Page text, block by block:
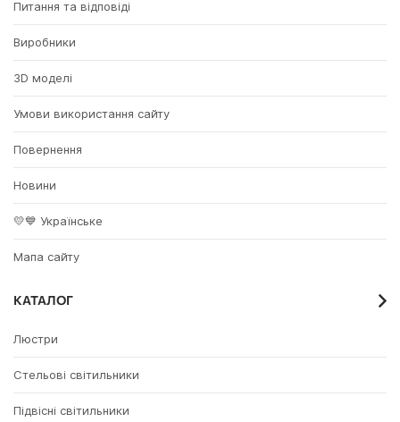
Питання та відповіді
Виробники
3D моделі
Умови використання сайту
Повернення
Новини
💛💙 Українське
Мапа сайту
КАТАЛОГ
Люстри
Стельові світильники
Підвісні світильники